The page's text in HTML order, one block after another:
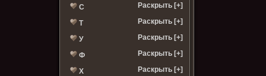
С Раскрыть [+]
Т Раскрыть [+]
У Раскрыть [+]
Ф Раскрыть [+]
Х Раскрыть [+]